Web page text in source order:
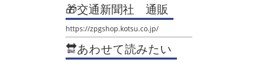
🎁交通新聞社 通販
https://zpgshop.kotsu.co.jp/
🔛あわせて読みたい